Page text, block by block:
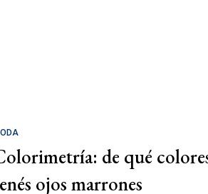
de qué
ojos marrones